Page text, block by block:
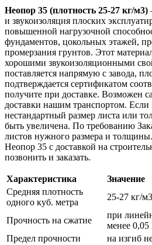
Неопор 35 (плотность 25-27 кг/м3)
и звукоизоляция плоских
повышенной нагрузочной
фундаментов, цокольных этажей,
промерзания грунтов. Этот
хорошими звукоизоляционными
поставляется напрямую с завода,
подтверждается сертификатом
получите при доставке. Возможен
доставки нашим транспортом. Если
нестандартный размер листа или
быть увеличена. По требованию
листов нужного размера и
Неопор 35 с доставкой на
позвонить и заказать.
Характеристика
Значение
Средняя плотность
одного куб. метра
25-27 кг/м3
Прочность на сжатие
при
менее
Предел прочности
на изгиб